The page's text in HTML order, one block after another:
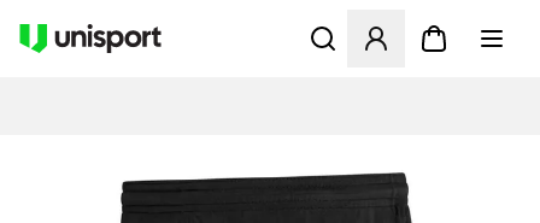
Öppnar en Modal för att